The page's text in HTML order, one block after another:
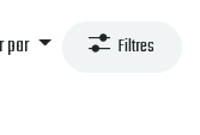
par Filtres